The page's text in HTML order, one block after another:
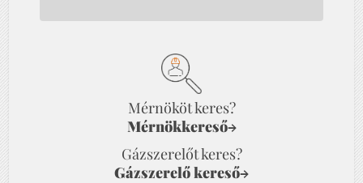
Mérnököt keres?
Mérnökkereső→
Gázszerelőt keres?
Gázszerelő kereső→